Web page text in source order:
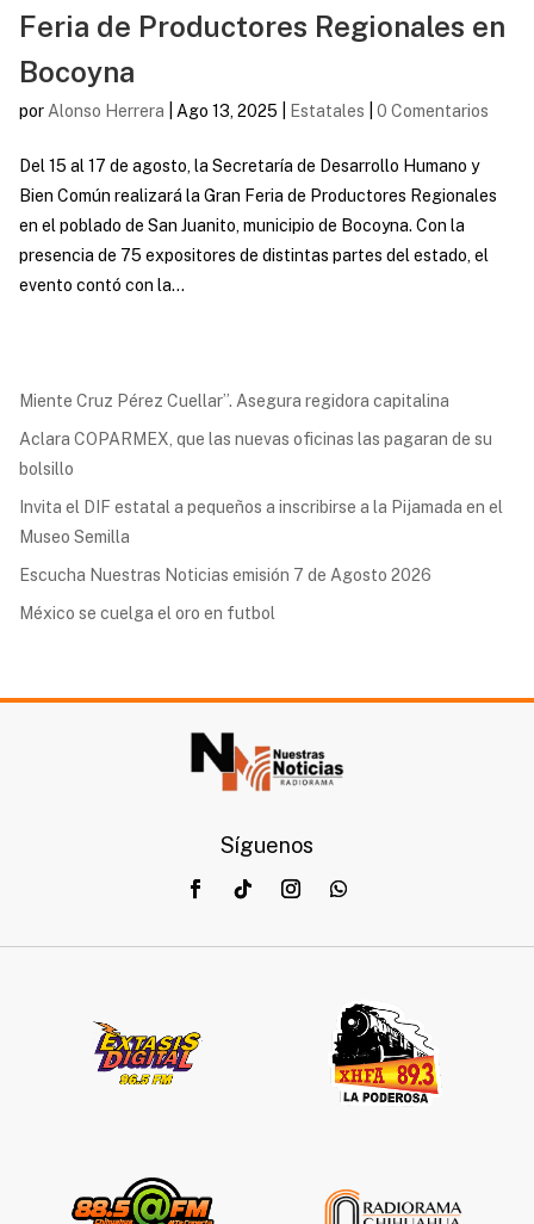
Feria de Productores Regionales en
Bocoyna
por Alonso Herrera Ago 13, 2025 Estatales 0 Comentarios
Del 15 al 17 de agosto, la Secretaría de Desarrollo Humano y
Bien Común realizará la Gran Feria de Productores Regionales
en el poblado de San Juanito, municipio de Bocoyna. Con la
presencia de 75 expositores de distintas partes del estado, el
evento contó con la...
Miente Cruz Pérez Cuellar”. Asegura regidora capitalina
Aclara COPARMEX, que las nuevas oficinas las pagaran de su
bolsillo
Invita el DIF estatal a pequeños a inscribirse a la Pijamada en el
Museo Semilla
Escucha Nuestras Noticias emisión 7 de Agosto 2026
México se cuelga el oro en futbol
Síguenos